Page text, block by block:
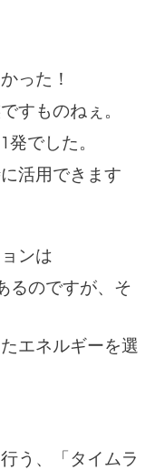
った！
すものねぇ。
でした。
活用できます
ンは
るのですが、そ
エネルギーを選
う、「タイムラ